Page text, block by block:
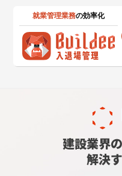
就業管理業務の効率化
建設業界
解決